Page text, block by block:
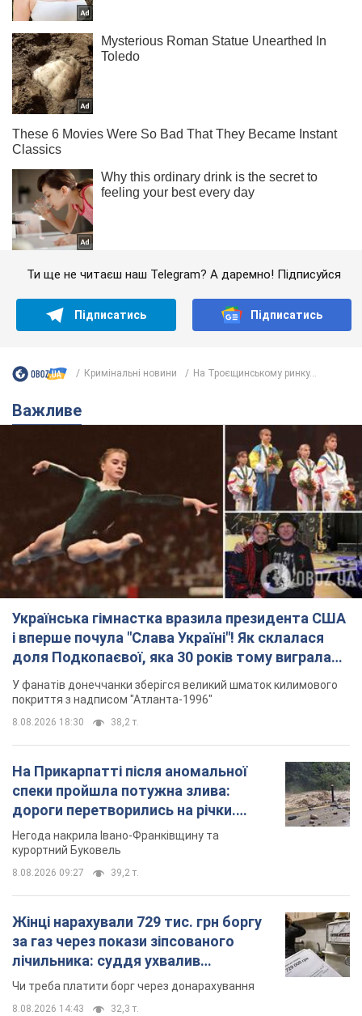
Ти ще не читаєш наш Telegram? А даремно! Підписуйся
Підписатись Підписатись
Кримінальні новини На Троєщинському ринку...
Важливе
Українська гімнастка вразила президента США
і вперше почула "Слава Україні"! Як склалася
доля Подкопаєвої, яка 30 років тому виграла
"золото" Олімпіади
У фанатів донеччанки зберігся великий шматок килимового
покриття з надписом "Атланта-1996"
8.08.2026 18:30 38,2 т.
На Прикарпатті після аномальної
спеки пройшла потужна злива:
дороги перетворились на річки.
Відео
Негода накрила Івано-Франківщину та
курортний Буковель
8.08.2026 09:27 39,2 т.
Жінці нарахували 729 тис. грн боргу
за газ через покази зіпсованого
лічильника: суддя ухвалив
неочікуване рішення
Чи треба платити борг через донарахування
8.08.2026 14:43 32,3 т.